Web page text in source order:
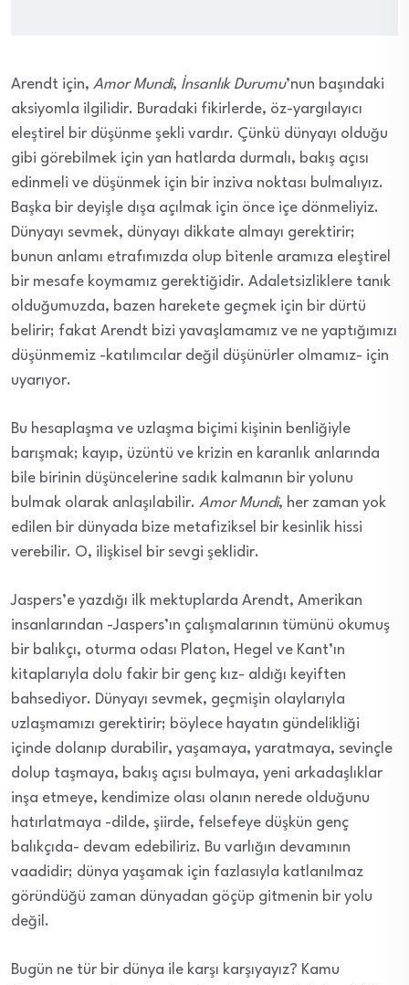
Arendt için, Amor Mundi, İnsanlık Durumu’nun başındaki
aksiyomla ilgilidir. Buradaki fikirlerde, öz-yargılayıcı
eleştirel bir düşünme şekli vardır. Çünkü dünyayı olduğu
gibi görebilmek için yan hatlarda durmalı, bakış açısı
edinmeli ve düşünmek için bir inziva noktası bulmalıyız.
Başka bir deyişle dışa açılmak için önce içe dönmeliyiz.
Dünyayı sevmek, dünyayı dikkate almayı gerektirir;
bunun anlamı etrafımızda olup bitenle aramıza eleştirel
bir mesafe koymamız gerektiğidir. Adaletsizliklere tanık
olduğumuzda, bazen harekete geçmek için bir dürtü
belirir; fakat Arendt bizi yavaşlamamız ve ne yaptığımızı
düşünmemiz -katılımcılar değil düşünürler olmamız- için
uyarıyor.
Bu hesaplaşma ve uzlaşma biçimi kişinin benliğiyle
barışmak; kayıp, üzüntü ve krizin en karanlık anlarında
bile birinin düşüncelerine sadık kalmanın bir yolunu
bulmak olarak anlaşılabilir. Amor Mundi, her zaman yok
edilen bir dünyada bize metafiziksel bir kesinlik hissi
verebilir. O, ilişkisel bir sevgi şeklidir.
Jaspers’e yazdığı ilk mektuplarda Arendt, Amerikan
insanlarından -Jaspers’ın çalışmalarının tümünü okumuş
bir balıkçı, oturma odası Platon, Hegel ve Kant’ın
kitaplarıyla dolu fakir bir genç kız- aldığı keyiften
bahsediyor. Dünyayı sevmek, geçmişin olaylarıyla
uzlaşmamızı gerektirir; böylece hayatın gündelikliği
içinde dolanıp durabilir, yaşamaya, yaratmaya, sevinçle
dolup taşmaya, bakış açısı bulmaya, yeni arkadaşlıklar
inşa etmeye, kendimize olası olanın nerede olduğunu
hatırlatmaya -dilde, şiirde, felsefeye düşkün genç
balıkçıda- devam edebiliriz. Bu varlığın devamının
vaadidir; dünya yaşamak için fazlasıyla katlanılmaz
göründüğü zaman dünyadan göçüp gitmenin bir yolu
değil.
Bugün ne tür bir dünya ile karşı karşıyayız? Kamu